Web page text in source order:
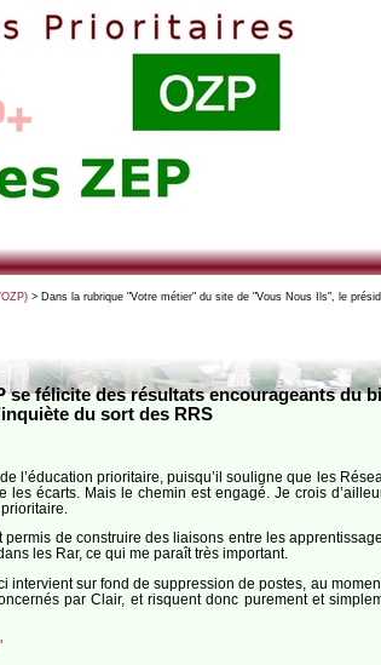
> Dans la rubrique "Votre métier" du site de "Vous Nous Ils", le
félicite des résultats encourageants du
du sort des RRS
l’éducation prio­ri­taire, puisqu’il sou­ligne que les
écarts. Mais le che­min est engagé. Je crois
de construire des liai­sons entre les
les Rar, ce qui me paraît très impor­tant.
sur fond de sup­pres­sion de postes, au
par Clair, et risquent donc pure­ment et